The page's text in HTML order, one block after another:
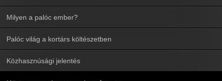
Milyen a palóc ember?
Palóc világ a kortárs költészetben
Közhasznúsági jelentés